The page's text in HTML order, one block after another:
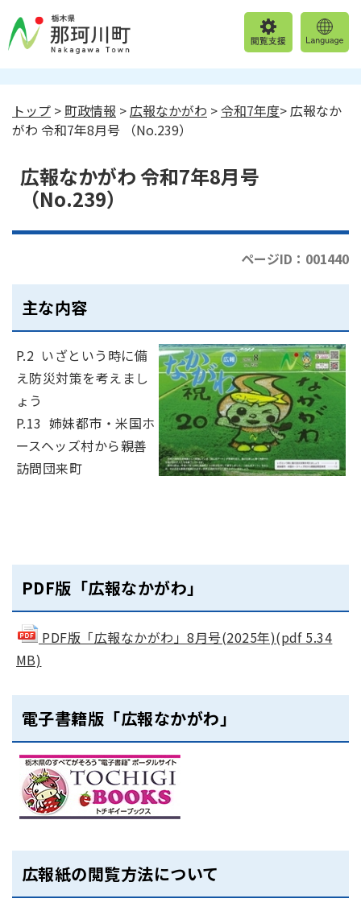
トップ > 町政情報 >広報なかがわ >令和7年度> 広報なか
がわ 令和7年8月号 （No.239）
広報なかがわ 令和7年8月号
（No.239）
ページID：001440
主な内容
P.2 いざという時に備
え防災対策を考えまし
ょう
P.13 姉妹都市・米国ホ
ースヘッズ村から親善
訪問団来町
PDF版「広報なかがわ」
PDF版「広報なかがわ」8月号(2025年)(pdf 5.34
MB)
電子書籍版「広報なかがわ」
広報紙の閲覧方法について